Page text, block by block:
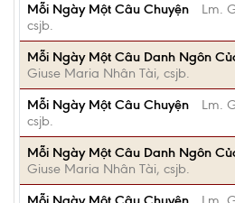
Mỗi Ngày Một Câu Chuyện
Lm.
csjb.
Mỗi Ngày Một Câu Danh Ngôn
Giuse Maria Nhân Tài, csjb.
Mỗi Ngày Một Câu Chuyện
Lm.
csjb.
Mỗi Ngày Một Câu Danh Ngôn
Giuse Maria Nhân Tài, csjb.